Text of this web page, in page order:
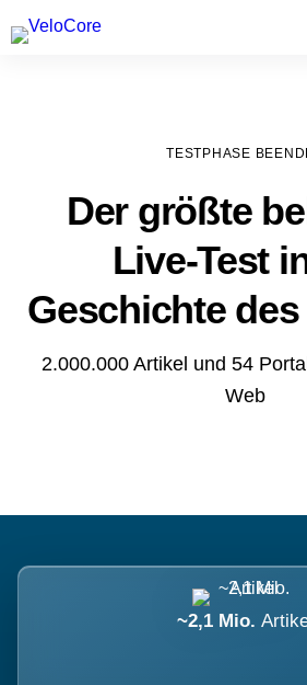
Agenturen & Webdesigner
TESTPHASE
Der größte
Live-Test
Geschichte
2.000.000 Artikel und 54
Web
~2,1 Mio.